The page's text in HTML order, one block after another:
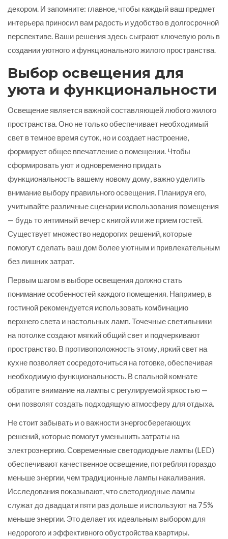
декором. И запомните: главное, чтобы каждый ваш предмет
интерьера приносил вам радость и удобство в долгосрочной
перспективе. Ваши решения здесь сыграют ключевую роль в
создании уютного и функционального жилого пространства.
Выбор освещения для
уюта и функциональности
Освещение является важной составляющей любого жилого
пространства. Оно не только обеспечивает необходимый
свет в темное время суток, но и создает настроение,
формирует общее впечатление о помещении. Чтобы
сформировать уют и одновременно придать
функциональность вашему новому дому, важно уделить
внимание выбору правильного освещения. Планируя его,
учитывайте различные сценарии использования помещения
— будь то интимный вечер с книгой или же прием гостей.
Существует множество недорогих решений, которые
помогут сделать ваш дом более уютным и привлекательным
без лишних затрат.
Первым шагом в выборе освещения должно стать
понимание особенностей каждого помещения. Например, в
гостиной рекомендуется использовать комбинацию
верхнего света и настольных ламп. Точечные светильники
на потолке создают мягкий общий свет и подчеркивают
пространство. В противоположность этому, яркий свет на
кухне позволяет сосредоточиться на готовке, обеспечивая
необходимую функциональность. В спальной комнате
обратите внимание на лампы с регулируемой яркостью —
они позволят создать подходящую атмосферу для отдыха.
Не стоит забывать и о важности энергосберегающих
решений, которые помогут уменьшить затраты на
электроэнергию. Современные светодиодные лампы (LED)
обеспечивают качественное освещение, потребляя гораздо
меньше энергии, чем традиционные лампы накаливания.
Исследования показывают, что светодиодные лампы
служат до двадцати пяти раз дольше и используют на 75%
меньше энергии. Это делает их идеальным выбором для
недорогого и эффективного обустройства квартиры.